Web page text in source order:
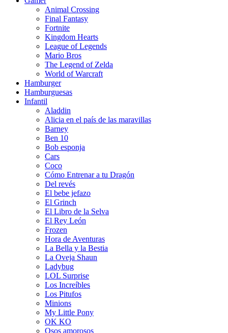
Animal Crossing
Final Fantasy
Fortnite
Kingdom Hearts
League of Legends
Mario Bros
The Legend of Zelda
World of Warcraft
Hamburger
Hamburguesas
Infantil
Aladdin
Alicia en el país de las maravillas
Barney
Ben 10
Bob esponja
Cars
Coco
Cómo Entrenar a tu Dragón
Del revés
El bebe jefazo
El Grinch
El Libro de la Selva
El Rey León
Frozen
Hora de Aventuras
La Bella y la Bestia
La Oveja Shaun
Ladybug
LOL Surprise
Los Increíbles
Los Pitufos
Minions
My Little Pony
OK KO
Osos amorosos